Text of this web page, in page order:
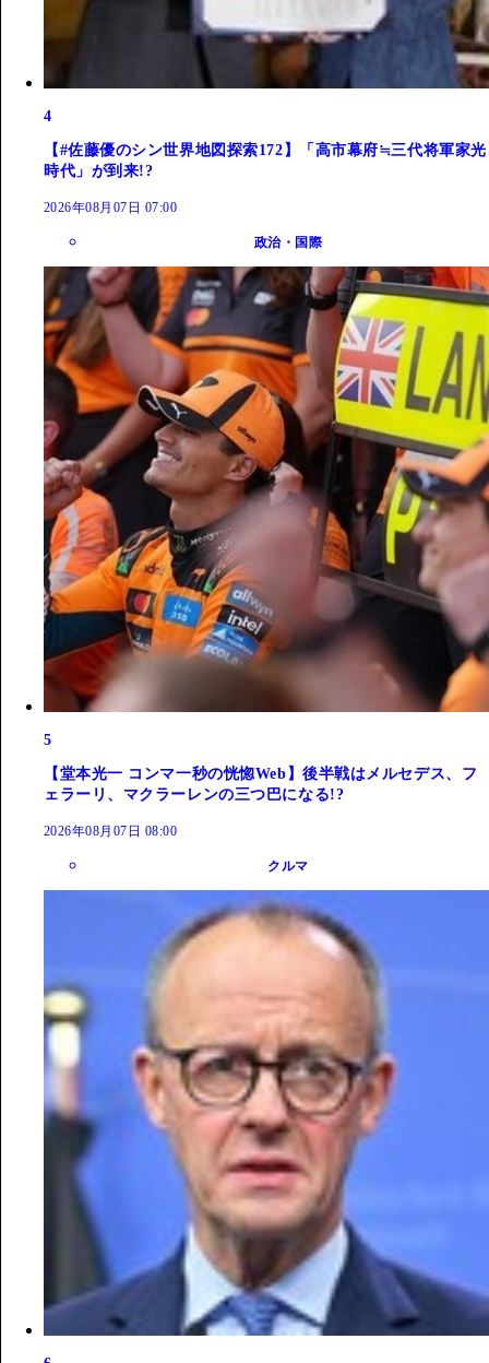
4
【#佐藤優のシン世界地図探索172】「高市幕府≒三代将軍家光
時代」が到来!?
2026年08月07日 07:00
政治・国際
5
【堂本光一 コンマ一秒の恍惚Web】後半戦はメルセデス、フ
ェラーリ、マクラーレンの三つ巴になる!?
2026年08月07日 08:00
クルマ